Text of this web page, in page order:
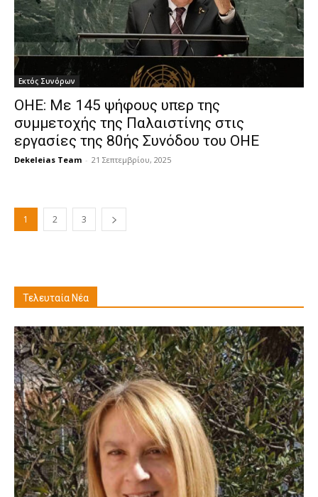
Εκτός Συνόρων
ΟΗΕ: Με 145 ψήφους υπερ της
συμμετοχής της Παλαιστίνης στις
εργασίες της 80ής Συνόδου του ΟΗΕ
Dekeleias Team - 21 Σεπτεμβρίου, 2025
1 2 3
Τελευταία Νέα